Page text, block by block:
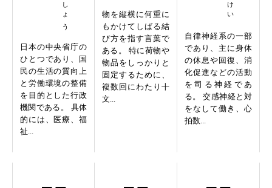
日本の中央省庁の
ひとつであり、国
民の生活の質向上
と労働環境の整備
を目的とした行政
機関である。 具体
的には、医療、福
祉...
物を縦横に何重に
もかけてしばる結
び方を指す言葉で
ある。 特に荷物や
物品をしっかりと
固定するために、
複数回にわたり十
文...
自律神経系の一部
であり、主に身体
の休息や回復、消
化促進などの活動
を司る神経であ
る。 交感神経と対
をなして働き、心
拍数...